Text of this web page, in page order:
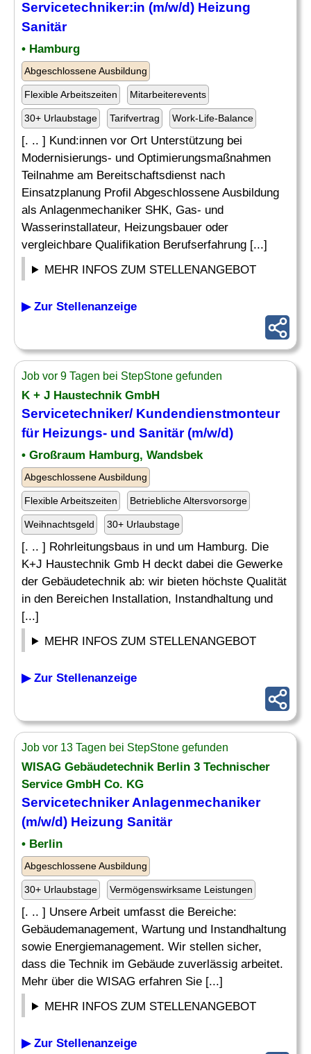
Servicetechniker:in (m/w/d) Heizung
Sanitär
• Hamburg
Abgeschlossene Ausbildung
Flexible Arbeitszeiten Mitarbeiterevents
30+ Urlaubstage Tarifvertrag Work-Life-Balance
[. .. ] Kund:innen vor Ort Unterstützung bei
Modernisierungs- und Optimierungsmaßnahmen
Teilnahme am Bereitschaftsdienst nach
Einsatzplanung Profil Abgeschlossene Ausbildung
als Anlagenmechaniker SHK, Gas- und
Wasserinstallateur, Heizungsbauer oder
vergleichbare Qualifikation Berufserfahrung [...]
MEHR INFOS ZUM STELLENANGEBOT
▶ Zur Stellenanzeige
Job vor 9 Tagen bei StepStone gefunden
K + J Haustechnik GmbH
Servicetechniker/ Kundendienstmonteur
für Heizungs- und Sanitär(m/w/d)
• Großraum Hamburg, Wandsbek
Abgeschlossene Ausbildung
Flexible Arbeitszeiten Betriebliche Altersvorsorge
Weihnachtsgeld 30+ Urlaubstage
[. .. ] Rohrleitungsbaus in und um Hamburg. Die
K+J Haustechnik Gmb H deckt dabei die Gewerke
der Gebäudetechnik ab: wir bieten höchste Qualität
in den Bereichen Installation, Instandhaltung und
[...]
MEHR INFOS ZUM STELLENANGEBOT
▶ Zur Stellenanzeige
Job vor 13 Tagen bei StepStone gefunden
WISAG Gebäudetechnik Berlin 3 Technischer
Service GmbH Co. KG
ServicetechnikerAnlagenmechaniker
(m/w/d) Heizung Sanitär
• Berlin
Abgeschlossene Ausbildung
30+ Urlaubstage Vermögenswirksame Leistungen
[. .. ] Unsere Arbeit umfasst die Bereiche:
Gebäudemanagement, Wartung und Instandhaltung
sowie Energiemanagement. Wir stellen sicher,
dass die Technik im Gebäude zuverlässig arbeitet.
Mehr über die WISAG erfahren Sie [...]
MEHR INFOS ZUM STELLENANGEBOT
▶ Zur Stellenanzeige